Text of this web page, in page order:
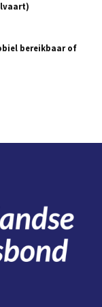
bereikbaar of